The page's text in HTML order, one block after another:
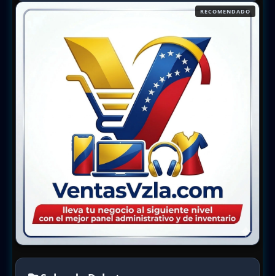
RECOMENDADO